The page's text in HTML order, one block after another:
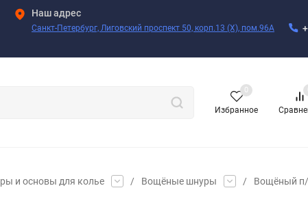
Наш адрес
Санкт-Петербург, Лиговский проспект 50, корп.13 (X), пом.96А
Избранное
0
и основы для колье / Вощёные шнуры /
Вощёный